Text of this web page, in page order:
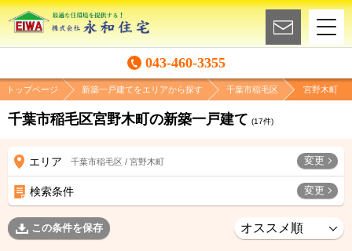
043-460-3355
トップページ 新築一戸建てをエリアから探す 千葉市稲毛区 宮野木町
千葉市稲毛区宮野木町の新築一戸建て (17件)
エリア 千葉市稲毛区 / 宮野木町 変更
検索条件 変更
この条件を保存